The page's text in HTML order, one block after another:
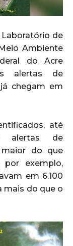
de
Ambiente
do Acre
alertas de
chegam em
até
alertas de
maior do que
exemplo,
em 6.100
mais do que o